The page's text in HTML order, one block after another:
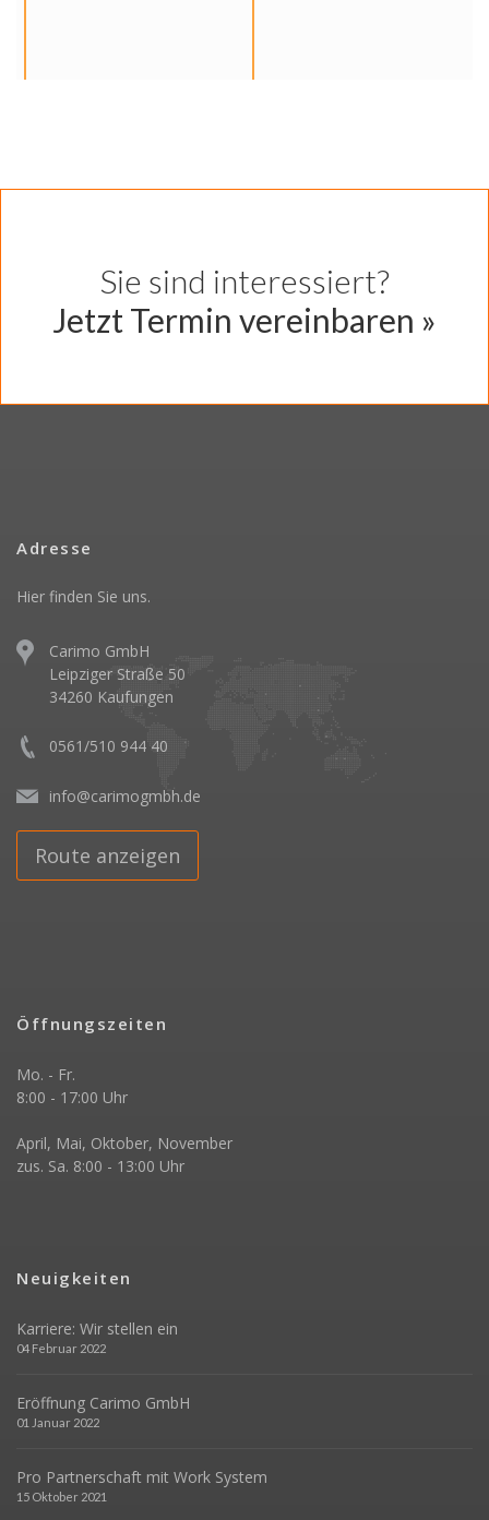
Jetzt Termin vereinbaren »
Adresse
Hier finden Sie uns.
Carimo GmbH
Leipziger Straße 50
34260 Kaufungen
0561/510 944 40
info@carimogmbh.de
Route anzeigen
Öffnungszeiten
Mo. - Fr.
8:00 - 17:00 Uhr
April, Mai, Oktober, November
zus. Sa. 8:00 - 13:00 Uhr
Neuigkeiten
Karriere: Wir stellen ein
04 Februar 2022
Eröffnung Carimo GmbH
01 Januar 2022
Pro Partnerschaft mit Work System
15 Oktober 2021